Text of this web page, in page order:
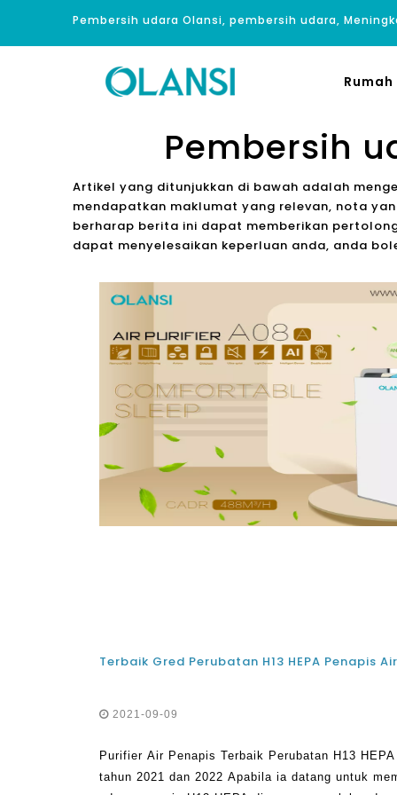
Pembersih udara Olansi, pembersih udara,
Rumah
Pembersih
Artikel yang ditunjukkan di bawah adalah
mendapatkan maklumat yang relevan, nota
berharap berita ini dapat memberikan
dapat menyelesaikan keperluan anda, anda
2021-09-09
Purifier Air Penapis Terbaik Perubatan H13
tahun 2021 dan 2022 Apabila ia datang untuk